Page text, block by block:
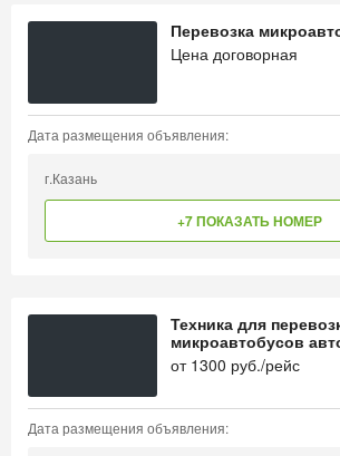
Перевозка
Цена договорная
Дата размещения объявления:
г.Казань
+7 ПОКАЗАТЬ НОМЕР
Техника для
микроавтобусов
от 1300 руб./рейс
Дата размещения объявления: